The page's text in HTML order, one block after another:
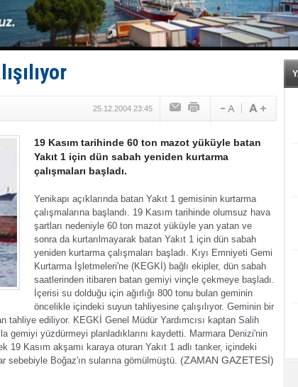
Tüpraş, ham petrol taşımacılığına 4 yeni tanker
İTU AUV, Dünya’da 2. oldu!
LNG taşımacılığında maliyetler katlandı
PROYAD, yat mürettebatı için yurt dışı harcı için
25.12.2004 23:45
19 Kasım tarihinde 60 ton mazot yüküyle batan
Yakıt 1 için dün sabah yeniden kurtarma
çalışmaları başladı.
Yenikapı açıklarında batan Yakıt 1 gemisinin kurtarma
çalışmalarına başlandı. 19 Kasım tarihinde olumsuz hava
şartları nedeniyle 60 ton mazot yüküyle yan yatan ve
sonra da kurtarılmayarak batan Yakıt 1 için dün sabah
yeniden kurtarma çalışmaları başladı. Kıyı Emniyeti Gemi
Kurtarma İşletmeleri'ne (KEGKİ) bağlı ekipler, dün sabah
saatlerinden itibaren batan gemiyi vinçle çekmeye başladı.
İçerisi su dolduğu için ağırlığı 800 tonu bulan geminin
öncelikle içindeki suyun tahliyesine çalışılıyor. Geminin bir
tahliye ediliyor. KEGKİ Genel Müdür Yardımcısı kaptan Salih
gemiyi yüzdürmeyi planladıklarını kaydetti. Marmara Denizi'nin
19 Kasım akşamı karaya oturan Yakıt 1 adlı tanker, içindeki
sebebiyle Boğaz'ın sularına gömülmüştü. (ZAMAN GAZETESİ)